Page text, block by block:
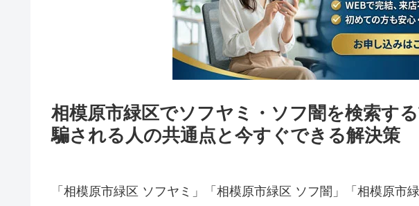
相模原市緑区でソフヤミ・ソフ闇を検索する
騙される人の共通点と今すぐできる解決策
「相模原市緑区 ソフヤミ」「相模原市緑区 ソフ闇」「相模原市